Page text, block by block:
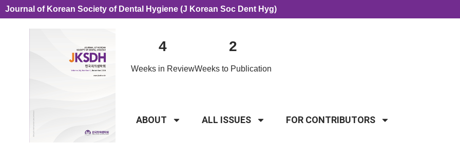
Journal of Korean Society of Dental Hygiene (J Korean Soc Dent Hyg)
4
Weeks in Review
2
Weeks to Publication
ABOUT ALL ISSUES FOR CONTRIBUTORS